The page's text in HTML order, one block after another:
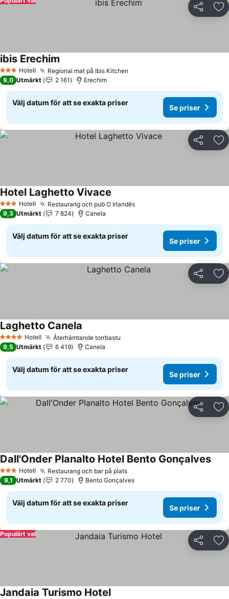
Dela
3 StjärnorHotell Regional mat på Ibis Kitchen
ibis Erechim
9,0 Utmärkt 2 161 Erechim
Välj datum för att se exakta priser
Se priser
Dela
3 StjärnorHotell Restaurang och pub O Irlandês
Hotel Laghetto Vivace
9,3 Utmärkt 7 824 Canela
Välj datum för att se exakta priser
Se priser
Dela
4 StjärnorHotell Återhämtande torrbastu
Laghetto Canela
9,5 Utmärkt 6 419 Canela
Välj datum för att se exakta priser
Se priser
Dela
3 StjärnorHotell Restaurang och bar på plats
Dall'Onder Planalto Hotel Bento Gonçalves
9,1 Utmärkt 2 770 Bento Gonçalves
Välj datum för att se exakta priser
Se priser
Dela
Populärt val
Jandaia Turismo Hotel